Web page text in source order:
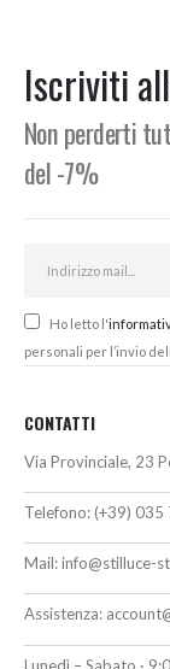
Iscriviti
Non perderti
del -7%
Ho letto l'
personali per l’invio
CONTATTI
Via Provinciale, 23
Telefono: (+39) 035
Mail:info@stilluce-
Assistenza:
Lunedì – Sabato ·